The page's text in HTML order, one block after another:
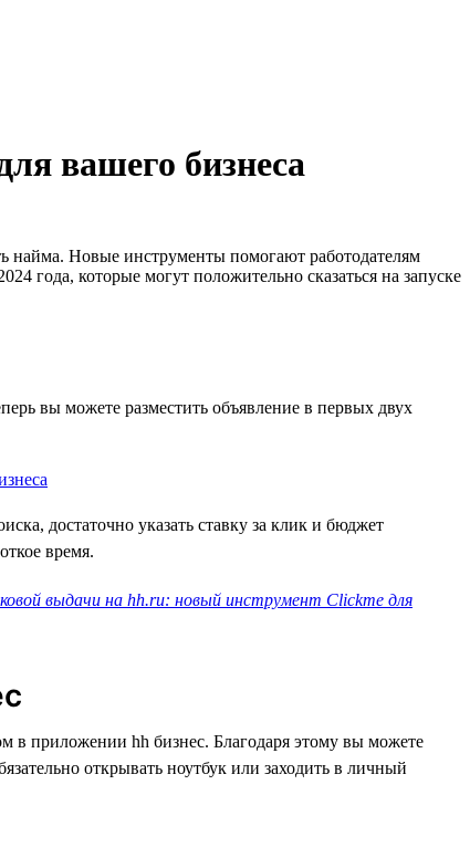
вашего бизнеса
найма. Новые инструменты помогают работодателям
года, которые могут положительно сказаться на запуске
вы можете разместить объявление в первых двух
достаточно указать ставку за клик и бюджет
время.
выдачи на hh.ru: новый инструмент Clickme для
в приложении hh бизнес. Благодаря этому вы можете
открывать ноутбук или заходить в личный